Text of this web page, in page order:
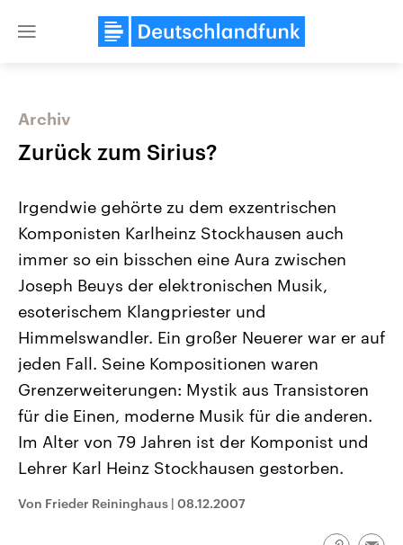
Close
Landtagswahl Sachsen-Anhalt
Alle Informationen
Sachsen-Anhalt wählt am 6.
September 2026 einen neuen
Landtag. Seit 2021 wird das
Bundesland von einer Koalition aus
CDU, SPD und FDP regiert.-
Umfragen, Prognosen,
Wahlprogramme, aktuelle Berichte
und Kandidaten der anstehenden
USA
Aktuelle Beiträge,
Hintergründe
gehören die Vereinigten
den mächtigsten Ländern
mit großem Einfluss auf
aktuelle Weltgeschehen.
Audio-Archiv
Archiv
Zurück zum Sirius?
Irgendwie gehörte zu dem exzentrischen
Komponisten Karlheinz Stockhausen auch
immer so ein bisschen eine Aura zwischen
Joseph Beuys der elektronischen Musik,
esoterischem Klangpriester und
Himmelswandler. Ein großer Neuerer war er auf
jeden Fall. Seine Kompositionen waren
Grenzerweiterungen: Mystik aus Transistoren
für die Einen, moderne Musik für die anderen.
Im Alter von 79 Jahren ist der Komponist und
Lehrer Karl Heinz Stockhausen gestorben.
Von Frieder Reininghaus | 08.12.2007